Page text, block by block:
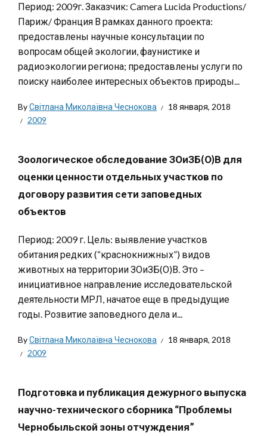
Период: 2009г. Заказчик: Camera Lucida Productions/
Париж/ Франция В рамках данного проекта:
предоставлены научные консультации по
вопросам общей экологии, фаунистике и
радиоэкологии региона; предоставлены услуги по
поиску наиболее интересных объектов природы...
ByСвітлана Миколаївна Чеснокова
18 января, 2018
2009
Зоологическое обследование ЗОиЗБ(О)В для
оценки ценности отдельных участков по
договору развития сети заповедных
объектов
Период: 2009 г. Цель: выявление участков
обитания редких (“краснокнижных”) видов
животных на территории ЗОиЗБ(О)В. Это –
инициативное направление исследовательской
деятельности МРЛ, начатое еще в предыдущие
годы. Розвитие заповедного дела и...
ByСвітлана Миколаївна Чеснокова
18 января, 2018
2009
Подготовка и публикация дежурного выпуска
научно-технического сборника “Проблемы
Чернобыльской зоны отчуждения”